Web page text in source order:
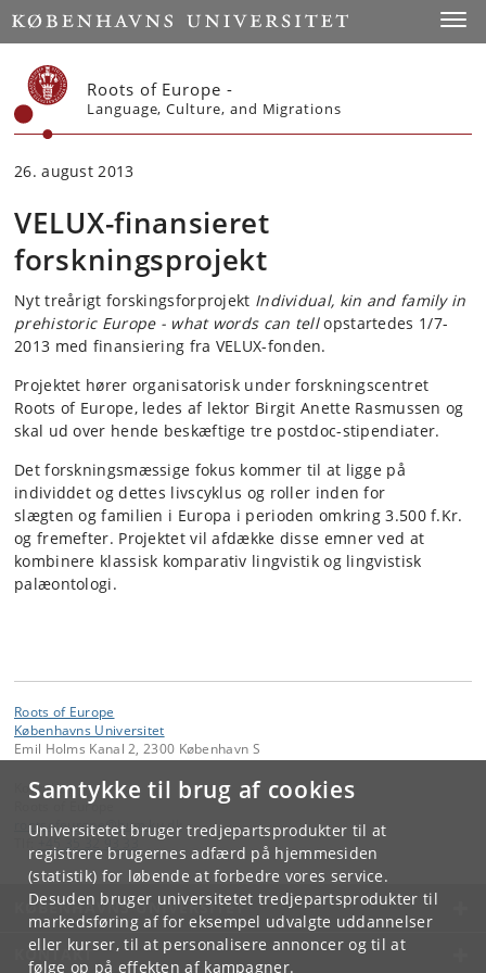
Samtykke til brug af cookies
Universitetet bruger tredjepartsprodukter til at
registrere brugernes adfærd på hjemmesiden
(statistik) for løbende at forbedre vores service.
Desuden bruger universitetet tredjepartsprodukter til
markedsføring af for eksempel udvalgte uddannelser
eller kurser, til at personalisere annoncer og til at
følge op på effekten af kampagner.
Start
Roots of Europe -
Language, Culture, and Migrations
26. august 2013
VELUX-finansieret
forskningsprojekt
Nyt treårigt forskingsforprojekt Individual, kin and family in
prehistoric Europe - what words can tellopstartedes 1/7-
2013 med finansiering fra VELUX-fonden.
Projektet hører organisatorisk under forskningscentret
Roots of Europe, ledes af lektor Birgit Anette Rasmussen og
skal ud over hende beskæftige tre postdoc-stipendiater.
Det forskningsmæssige fokus kommer til at ligge på
individdet og dettes livscyklus og roller inden for
slægten og familien i Europa i perioden omkring 3.500 f.Kr.
og fremefter. Projektet vil afdække disse emner ved at
kombinere klassisk komparativ lingvistik og lingvistisk
palæontologi.
Roots of Europe
Københavns Universitet
Emil Holms Kanal 2, 2300 København S
Kontakt:
Roots of Europe
rootsofeurope@hum.ku.dk
KØBENHAVNS UNIVERSITET
KONTAKT